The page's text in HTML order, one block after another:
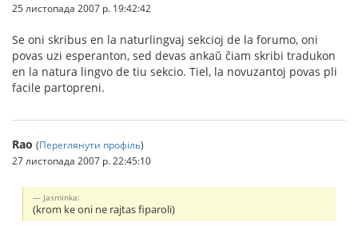
25 листопада 2007 р. 19:42:42
Se oni skribus en la naturlingvaj sekcioj de la forumo, oni
povas uzi esperanton, sed devas ankaŭ ĉiam skribi tradukon
en la natura lingvo de tiu sekcio. Tiel, la novuzantoj povas pli
facile partopreni.
Rao (Переглянути профіль)
27 листопада 2007 р. 22:45:10
Jasminka:
(krom ke oni ne rajtas fiparoli)